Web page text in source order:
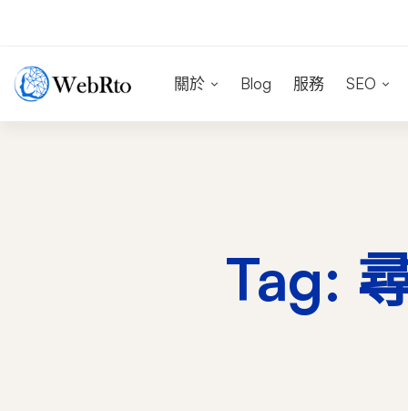
關於 Blog 服務 SEO
Tag: